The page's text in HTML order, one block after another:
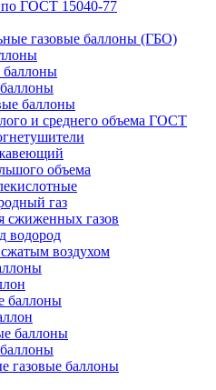
ГОСТ 15040-77
газовые баллоны (ГБО)
баллоны
и среднего объема ГОСТ
объема
газ
сжиженных газов
водород
воздухом
баллоны
баллоны
газовые баллоны